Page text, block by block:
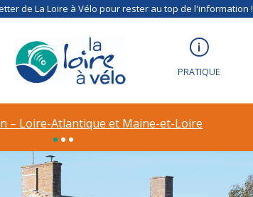
de La Loire à Vélo pour rester au top de l'information !
PRATIQUE
– Loire-Atlantique et Maine-et-Loire